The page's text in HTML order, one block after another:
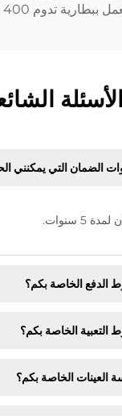
الأسئلة
الضمان التي يمكنني
5 سنوات.
الخاصة بكم؟
الخاصة بكم؟
الخاصة بكم؟